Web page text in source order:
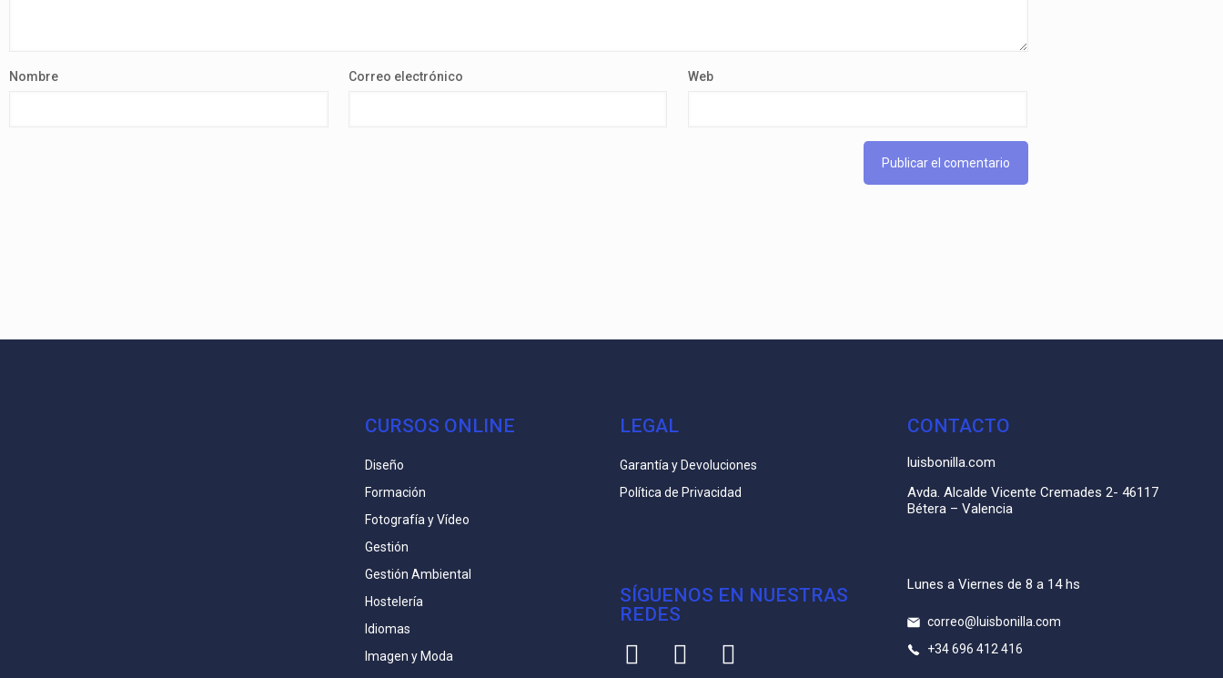
Nombre Correo electrónico Web
CURSOS ONLINE
Diseño
Formación
Fotografía y Vídeo
Gestión
Gestión Ambiental
Hostelería
Idiomas
Imagen y Moda
LEGAL
Garantía y Devoluciones
Política de Privacidad
SÍGUENOS EN NUESTRAS
REDES
CONTACTO
luisbonilla.com
Avda. Alcalde Vicente Cremades 2- 46117
Bétera – Valencia
Lunes a Viernes de 8 a 14 hs
correo@luisbonilla.com
+34 696 412 416